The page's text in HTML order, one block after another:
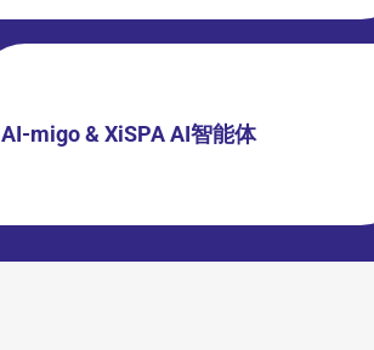
AI-migo & XiSPA AI智能体